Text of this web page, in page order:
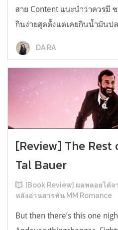
สาย Content แนะนำว่าควรมี
กินง่ายสุดตั้งแต่เคยกินน้ำมันปล
DA RA
[Review] The
Tal Bauer
[Book Review] ผลพลอยได้
หลังอ่านสารพัน MM Romance
But then there’s this one